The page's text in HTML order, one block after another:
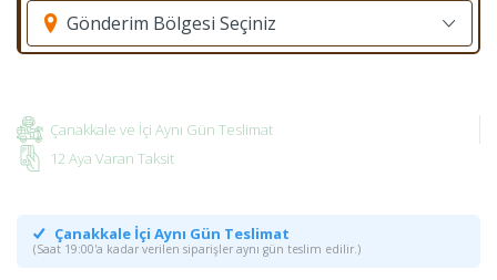
Gönderim Bölgesi Seçiniz
Çanakkale ve İçi Aynı Gün Teslimat
12 Aya Varan Taksit
Çanakkale İçi Aynı Gün Teslimat
(Saat 19:00'a kadar verilen siparişler aynı gün teslim edilir.)